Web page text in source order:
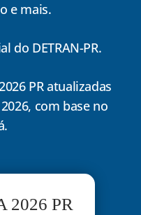
e mais.
do DETRAN-PR.
PR atualizadas
com base no
2026 PR